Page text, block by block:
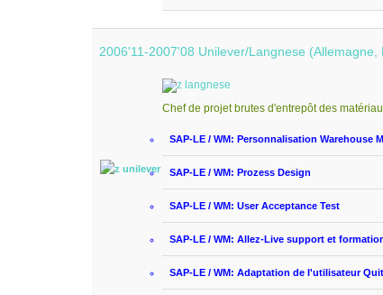
2006'11-2007'08 Unilever/Langnese (Allemagne,
Chef de projet brutes d'entrepôt des
SAP-LE / WM: Personnalisation Warehouse
SAP-LE / WM: Prozess Design
SAP-LE / WM: User Acceptance Test
SAP-LE / WM: Allez-Live support et
SAP-LE / WM: Adaptation de l'utilisateur